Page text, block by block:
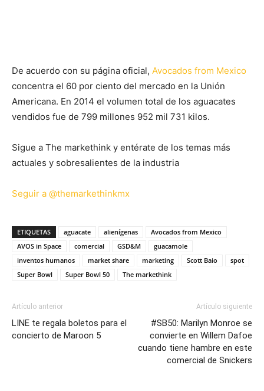
De acuerdo con su página oficial, Avocados from Mexico
concentra el 60 por ciento del mercado en la Unión
Americana. En 2014 el volumen total de los aguacates
vendidos fue de 799 millones 952 mil 731 kilos.
Sigue a The markethink y entérate de los temas más
actuales y sobresalientes de la industria
Seguir a @themarkethinkmx
ETIQUETAS aguacate alienígenas
Avocados from Mexico
AVOS in Space
comercial GSD&M
guacamole
inventos humanos
market share marketing Scott Baio
spot
Super Bowl
Super Bowl 50 The markethink
Artículo anterior
LINE te regala boletos para el
concierto de Maroon 5
Artículo siguiente
#SB50: Marilyn Monroe se
convierte en Willem Dafoe
cuando tiene hambre en este
comercial de Snickers